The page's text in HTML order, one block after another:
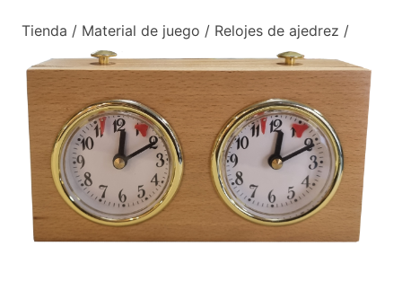
Tienda / Material de juego / Relojes de ajedrez /